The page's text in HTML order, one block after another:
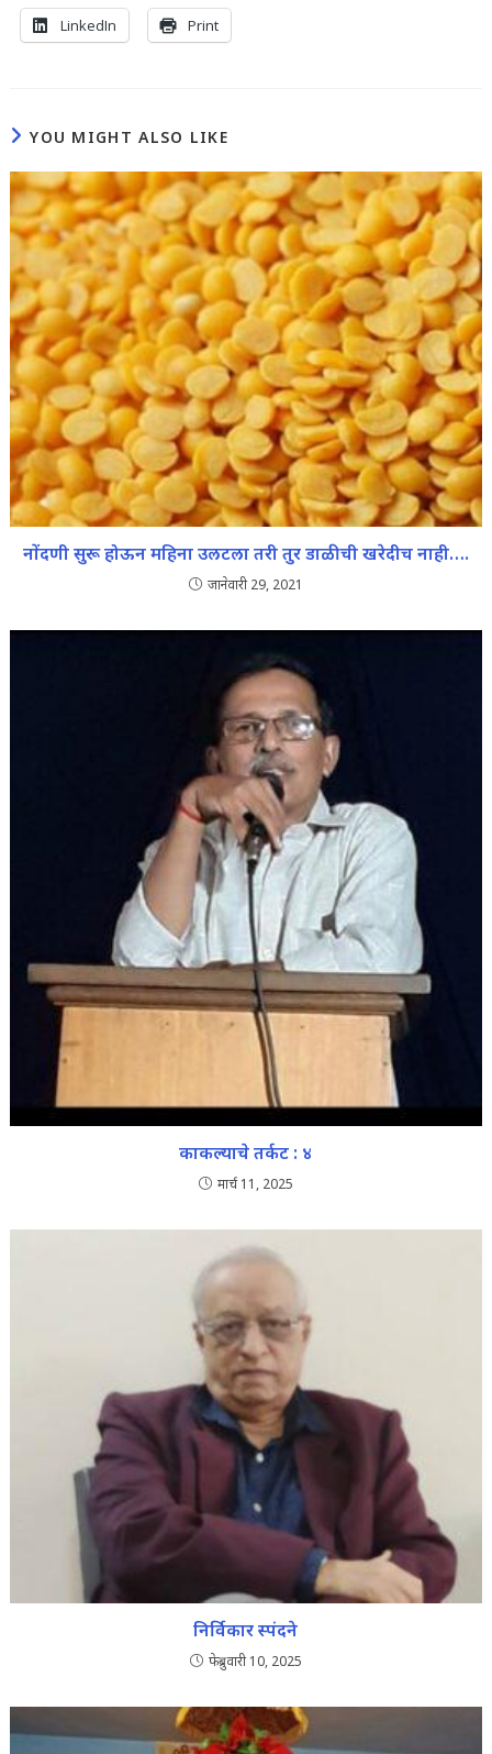
LinkedIn Print
YOU MIGHT ALSO LIKE
नोंदणी सुरू होऊन महिना उलटला तरी तुर डाळीची खरेदीच नाही….
जानेवारी 29, 2021
काकल्याचे तर्कट : ४
मार्च 11, 2025
निर्विकार स्पंदने
फेब्रुवारी 10, 2025